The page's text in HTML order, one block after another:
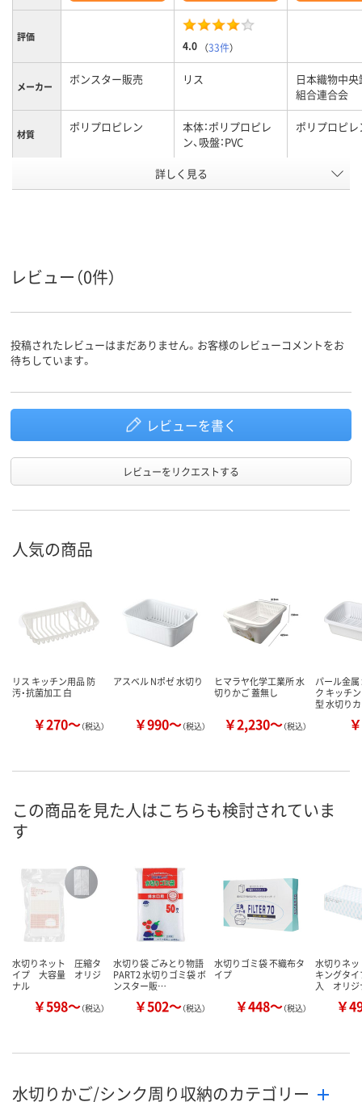
評価
4.0 （33件）
メーカー ボンスター販売 リス
日本織物中
組合連合会
材質 ポリプロピレン
本体：ポリプロピレ
ン、吸盤：PVC
ポリプロピレ
25
詳しく見る
レビュー（0件）
投稿されたレビューはまだありません。お客様のレビューコメントをお
待ちしています。
レビューを書く
レビューをリクエストする
人気の商品
リス キッチン用品 防
汚・抗菌加工 白
￥270～（税込）
アスベル Nポゼ 水切り
￥990～（税込）
ヒマラヤ化学工業所 水
切りかご 蓋無し
￥2,230～（税込）
パール金
ク キッチ
型 水切り
この商品を見た人はこちらも検討されていま
す
水切りネット 圧縮タ
イプ 大容量 オリジ
ナル
￥598～（税込）
水切り袋 ごみとり物語
PART2 水切りゴミ袋 ボ
ンスター販…
￥502～（税込）
水切りゴミ袋 不織布タ
イプ
￥448～（税込）
水切りネ
キングタ
入 オリジ
￥
水切りかご/シンク周り収納のカテゴリー